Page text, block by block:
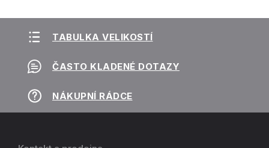
TABULKA VELIKOSTÍ
ČASTO KLADENÉ DOTAZY
NÁKUPNÍ RÁDCE